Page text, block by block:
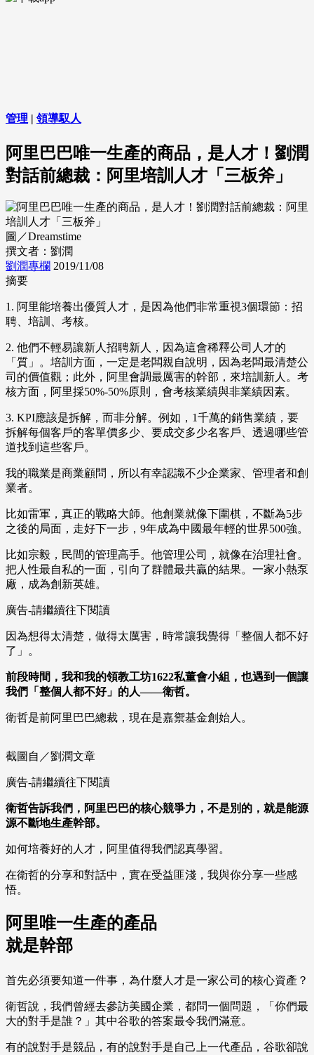
管理 | 領導馭人
阿里巴巴唯一生產的商品，是人才！劉潤
對話前總裁：阿里培訓人才「三板斧」
圖／Dreamstime
撰文者：劉潤
劉潤專欄 2019/11/08
摘要
1. 阿里能培養出優質人才，是因為他們非常重視3個環節：招
聘、培訓、考核。
2. 他們不輕易讓新人招聘新人，因為這會稀釋公司人才的
「質」。培訓方面，一定是老闆親自說明，因為老闆最清楚公
司的價值觀；此外，阿里會調最厲害的幹部，來培訓新人。考
核方面，阿里採50%-50%原則，會考核業績與非業績因素。
3. KPI應該是拆解，而非分解。例如，1千萬的銷售業績，要
拆解每個客戶的客單價多少、要成交多少名客戶、透過哪些管
道找到這些客戶。
我的職業是商業顧問，所以有幸認識不少企業家、管理者和創
業者。
比如雷軍，真正的戰略大師。他創業就像下圍棋，不斷為5步
之後的局面，走好下一步，9年成為中國最年輕的世界500強。
比如宗毅，民間的管理高手。他管理公司，就像在治理社會。
把人性最自私的一面，引向了群體最共贏的結果。一家小熱泵
廠，成為創新英雄。
廣告-請繼續往下閱讀
因為想得太清楚，做得太厲害，時常讓我覺得「整個人都不好
了」。
前段時間，我和我的領教工坊1​​622私董會小組，也遇到一個讓
我們「整個人都不好」的人——衛哲。
衛哲是前阿里巴巴總裁，現在是嘉禦基金創始人。
截圖自／劉潤文章
廣告-請繼續往下閱讀
衛哲告訴我們，阿里巴巴的核心競爭力，不是別的，就是能源
源不斷地生產幹部。
如何培養好的人才，阿里值得我們認真學習。
在衛哲的分享和對話中，實在受益匪淺，我與你分享一些感
悟。
阿里唯一生產的產品
就是幹部
首先必須要知道一件事，為什麼人才是一家公司的核心資產？
衛哲說，我們曾經去參訪美國企業，都問一個問題，「你們最
大的對手是誰？」其中谷歌的答案最令我們滿意。
有的說對手是競品，有的說對手是自己上一代產品，谷歌卻說